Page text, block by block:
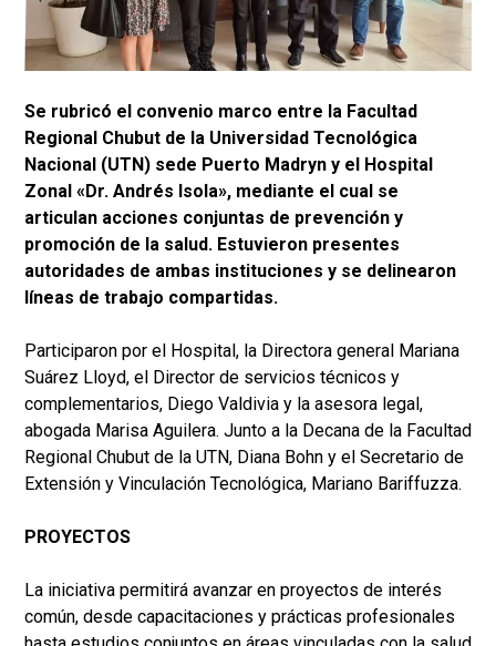
Se rubricó el convenio marco entre la Facultad
Regional Chubut de la Universidad Tecnológica
Nacional (UTN) sede Puerto Madryn y el Hospital
Zonal «Dr. Andrés Isola», mediante el cual se
articulan acciones conjuntas de prevención y
promoción de la salud. Estuvieron presentes
autoridades de ambas instituciones y se delinearon
líneas de trabajo compartidas.
Participaron por el Hospital, la Directora general Mariana
Suárez Lloyd, el Director de servicios técnicos y
complementarios, Diego Valdivia y la asesora legal,
abogada Marisa Aguilera. Junto a la Decana de la Facultad
Regional Chubut de la UTN, Diana Bohn y el Secretario de
Extensión y Vinculación Tecnológica, Mariano Bariffuzza.
PROYECTOS
La iniciativa permitirá avanzar en proyectos de interés
común, desde capacitaciones y prácticas profesionales